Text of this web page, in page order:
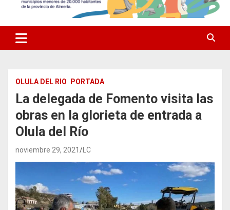
OLULA DEL RIO PORTADA
La delegada de Fomento visita las
obras en la glorieta de entrada a
Olula del Río
noviembre 29, 2021 LC